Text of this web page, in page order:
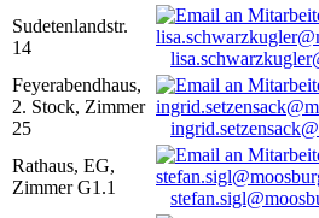
Sudetenlandstr.
14
Feyerabendhaus,
2. Stock, Zimmer
25
Rathaus, EG,
Zimmer G1.1